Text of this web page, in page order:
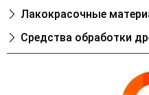
Лакокрасочные
Cредства обработки